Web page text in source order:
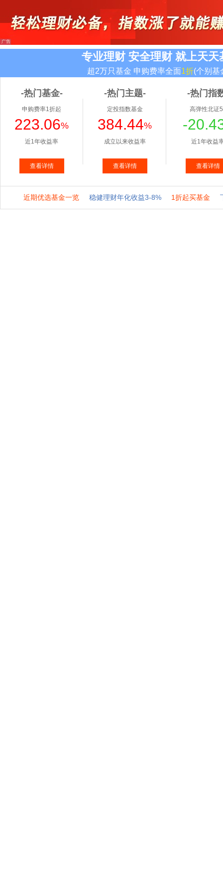
专业理财 安全理财 就上天天
超2万只基金 申购费率全面1折(个别基
-热门基金-
申购费率1折起
223.06%
近1年收益率
查看详情
-热门主题-
定投指数基金
384.44%
成立以来收益率
查看详情
-热门指
高弹性北证
-
近1年收益
查看详情
近期优选基金一览 稳健理财年化收益3-8% 1折起买基金